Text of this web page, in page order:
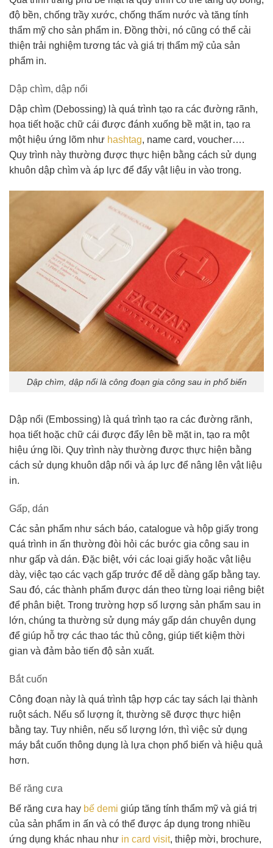
độ bền, chống trầy xước, chống thấm nước và tăng tính
thẩm mỹ cho sản phẩm in. Đồng thời, nó cũng có thể cải
thiện trải nghiệm tương tác và giá trị thẩm mỹ của sản
phẩm in.
Dập chìm, dập nổi
Dập chìm (Debossing) là quá trình tạo ra các đường rãnh,
họa tiết hoặc chữ cái được đánh xuống bề mặt in, tạo ra
một hiệu ứng lõm như hashtag, name card, voucher….
Quy trình này thường được thực hiện bằng cách sử dụng
khuôn dập chìm và áp lực để đẩy vật liệu in vào trong.
Dập chìm, dập nổi là công đoạn gia công sau in phổ biến
Dập nổi (Embossing) là quá trình tạo ra các đường rãnh,
họa tiết hoặc chữ cái được đẩy lên bề mặt in, tạo ra một
hiệu ứng lồi. Quy trình này thường được thực hiện bằng
cách sử dụng khuôn dập nổi và áp lực để nâng lên vật liệu
in.
Gấp, dán
Các sản phẩm như sách báo, catalogue và hộp giấy trong
quá trình in ấn thường đòi hỏi các bước gia công sau in
như gấp và dán. Đặc biệt, với các loại giấy hoặc vật liệu
dày, việc tạo các vạch gấp trước để dễ dàng gấp bằng tay.
Sau đó, các thành phẩm được dán theo từng loại riêng biệt
để phân biệt. Trong trường hợp số lượng sản phẩm sau in
lớn, chúng ta thường sử dụng máy gấp dán chuyên dụng
để giúp hỗ trợ các thao tác thủ công, giúp tiết kiệm thời
gian và đảm bảo tiến độ sản xuất.
Bắt cuốn
Công đoạn này là quá trình tập hợp các tay sách lại thành
ruột sách. Nếu số lượng ít, thường sẽ được thực hiện
bằng tay. Tuy nhiên, nếu số lượng lớn, thì việc sử dụng
máy bắt cuốn thông dụng là lựa chọn phổ biến và hiệu quả
hơn.
Bế răng cưa
Bế răng cưa hay bế demi giúp tăng tính thẩm mỹ và giá trị
của sản phẩm in ấn và có thể được áp dụng trong nhiều
ứng dụng khác nhau như in card visit, thiệp mời, brochure,